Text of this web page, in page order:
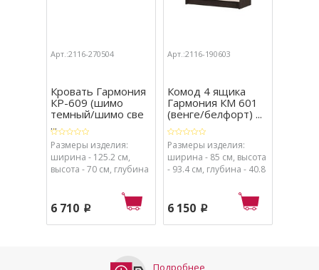
Арт.:2116-270504
Кровать Гармония
КР-609 (шимо
темный/шимо све
...
Размеры изделия:
ширина - 125.2 см,
высота - 70 см, глубина
6 710 p
Арт.:2116-190603
Комод 4 ящика
Гармония КМ 601
(венге/белфорт) ...
Размеры изделия:
ширина - 85 см, высота
- 93.4 см, глубина - 40.8
6 150 p
Подробнее